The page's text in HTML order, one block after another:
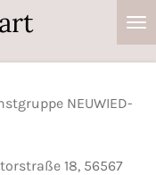
NEUWIED-
18, 56567